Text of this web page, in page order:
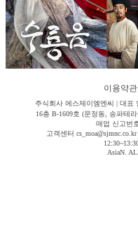
이용약관
주식회사 에스제이엠엔씨 | 대표
16층 B-1609호 (문정동, 송파테
매업 신고번
고객센터
AsiaN.